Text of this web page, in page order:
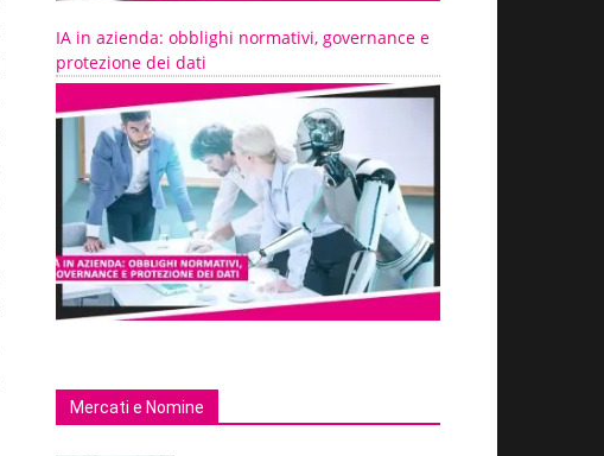
IA in azienda: obblighi normativi, governance e
protezione dei dati
Mercati e Nomine